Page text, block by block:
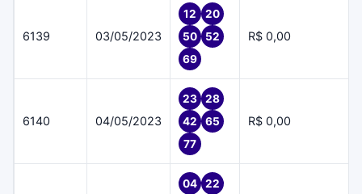
6139 03/05/2023
12
20
50
52
69
R$ 0,00
6140 04/05/2023
23
28
42
65
77
R$ 0,00
04
22